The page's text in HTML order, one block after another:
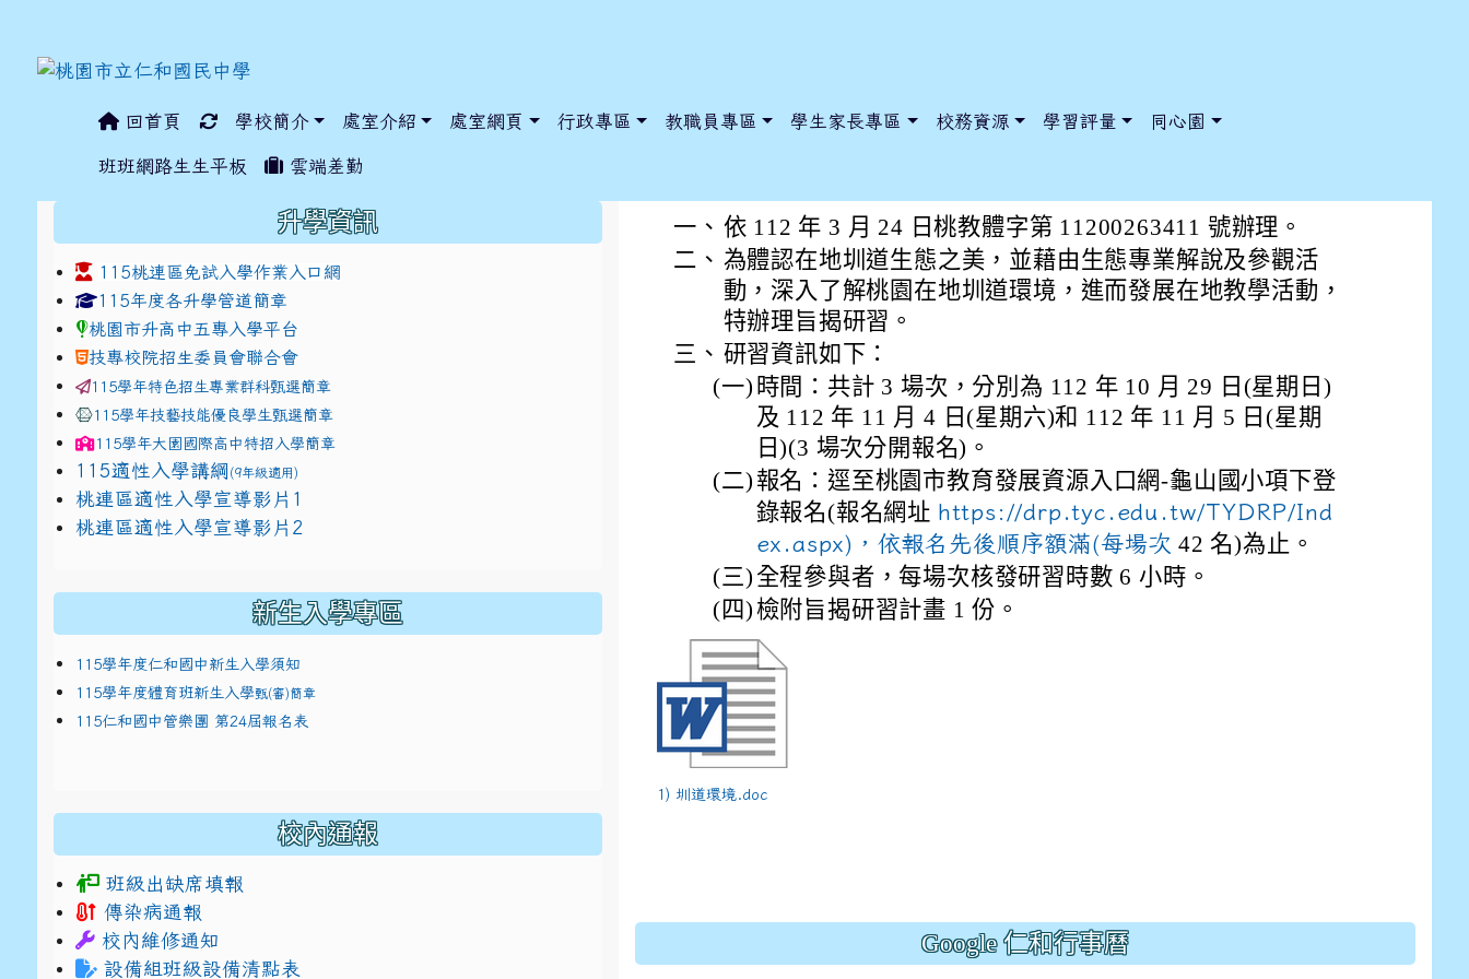
回首頁 學校簡介 處室介紹 處室網頁 行政專區 教職員專區 學生家長專區 校務資源 學習評量 同心園
班班網路生生平板 雲端差勤
「112年度桃園在地圳道環境生態教師研習計畫」
一、 依 112 年 3 月 24 日桃教體字第 11200263411 號辦理。
二、 為體認在地圳道生態之美，並藉由生態專業解說及參觀活
動，深入了解桃園在地圳道環境，進而發展在地教學活動，
特辦理旨揭研習。
三、 研習資訊如下：
(一) 時間：共計 3 場次，分別為 112 年 10 月 29 日(星期日)
及 112 年 11 月 4 日(星期六)和 112 年 11 月 5 日(星期
日)(3 場次分開報名)。
(二) 報名：逕至桃園市教育發展資源入口網-龜山國小項下登
錄報名(報名網址 https://drp.tyc.edu.tw/TYDRP/Ind
ex.aspx)，依報名先後順序額滿(每場次 42 名)為止。
(三) 全程參與者，每場次核發研習時數 6 小時。
(四) 檢附旨揭研習計畫 1 份。
1) 圳道環境.doc
Google 仁和行事曆
升學資訊
115桃連區免試入學作業入口網
link to https://www.jhjhs.tyc.edu.tw/modules/tadnews/index.php?nsn=5425
115年度各升學管道簡章link to http://tyc.entry.edu.tw/NoExamImitate_TL/NoExamImitateHome/Page/Public/ChooseSys?s=05 style=font-size: 1rem; background-
link to http://tyc.entry.edu.tw/NoExamImitate_TL/NoExamImitateHome/Page/Public/ChooseSys?s=05 style=font-size: 1rem; background-
桃園市升高中五專入學平台
技專校院招生委員會聯合會
115學年特色招生專業群科甄選簡章
115學年技藝技能優良學生甄選簡章
115學年大園國際高中特招入學簡章
115適性入學講綱 (9年級適用)
link to https://docs.google.com/presentation/d/1x3bih9gNpRNolaz0znBOn--g7OisECve/
桃連區適性入學宣導影片1
link to https://docs.google.com/presentation/d/1x3bih9gNpRNolaz0znBOn--g7OisECve/
桃連區適性入學宣導影片2 link to https://docs.go114適性入學講綱 (ogle.com/presentation/d/
新生入學專區
115學年度仁和國中新生入學須知
115學年度體育班新生入學甄(審)簡章
115仁和國中管樂團 第24屆報名表
校內通報
班級出缺席填報
傳染病通報
校內維修通知
設備組班級設備清點表